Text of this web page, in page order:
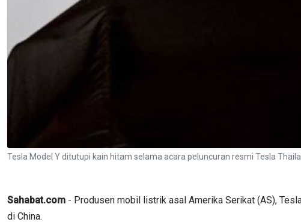
Tesla Model Y ditutupi kain hitam selama acara peluncuran resmi Tesla
Sahabat.com - Produsen mobil listrik asal Amerika Serikat (AS),
di China.